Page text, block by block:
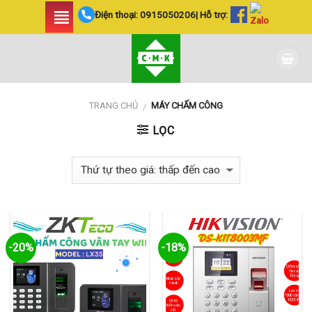
Điện thoại:0915050206| Hỗ trợ:
TRANG CHỦ / MÁY CHẤM CÔNG
LỌC
-20% -18%